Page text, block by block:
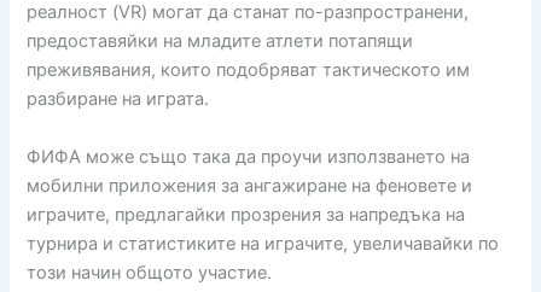
реалност (VR) могат да станат по-разпространени,
предоставяйки на младите атлети потапящи
преживявания, които подобряват тактическото им
разбиране на играта.
ФИФА може също така да проучи използването на
мобилни приложения за ангажиране на феновете и
играчите, предлагайки прозрения за напредъка на
турнира и статистиките на играчите, увеличавайки по
този начин общото участие.